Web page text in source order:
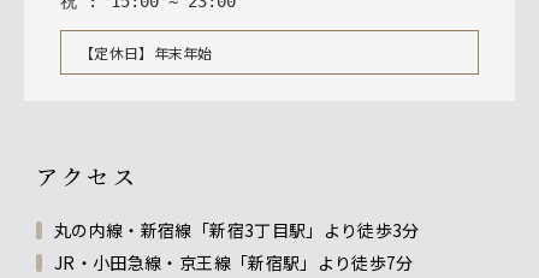
【定休日】年末年始
アクセス
丸の内線・新宿線「新宿3丁目駅」より徒歩3分
JR・小田急線・京王線「新宿駅」より徒歩7分